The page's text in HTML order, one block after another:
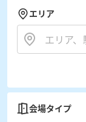
エリア
会場タイプ